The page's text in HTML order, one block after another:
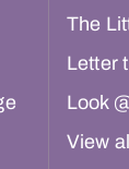
The
Letter
Look
View all